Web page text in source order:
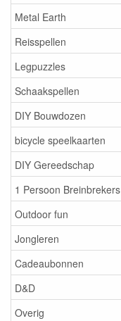
Metal Earth
Reisspellen
Legpuzzles
Schaakspellen
DIY Bouwdozen
bicycle speelkaarten
DIY Gereedschap
1 Persoon Breinbrekers
Outdoor fun
Jongleren
Cadeaubonnen
D&D
Overig